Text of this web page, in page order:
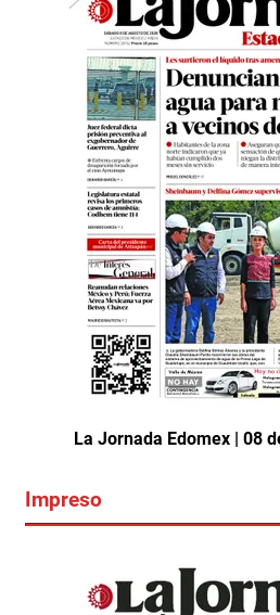
La Jornada Edomex | 08
Impreso